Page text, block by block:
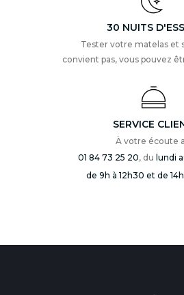
30 NUITS
Tester votre matelas et
convient pas, vous pouvez
SERVICE
À votre écoute
01 84 73 25 20, du lundi
de 9h à 12h30 et de